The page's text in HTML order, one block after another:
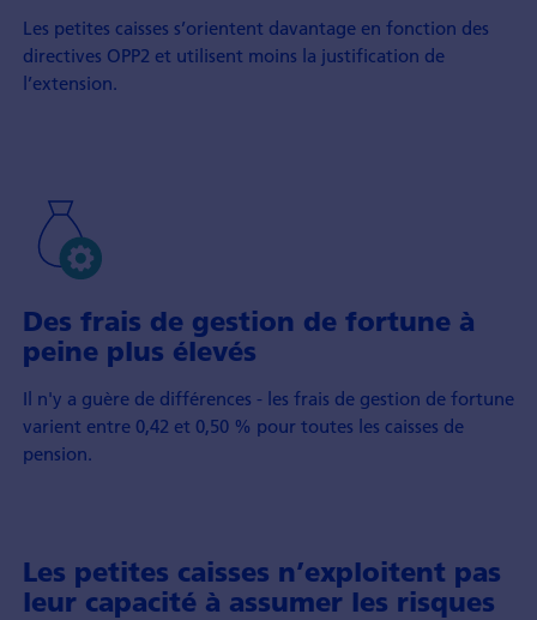
Les petites caisses s’orientent davantage en fonction des
directives OPP2 et utilisent moins la justification de
l’extension.
Des frais de gestion de fortune à
peine plus élevés
Il n'y a guère de différences - les frais de gestion de fortune
varient entre 0,42 et 0,50 % pour toutes les caisses de
pension.
Les petites caisses n’exploitent pas
leur capacité à assumer les risques